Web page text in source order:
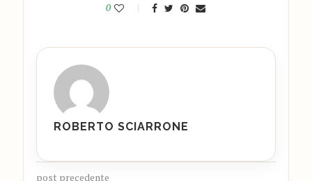
0
ROBERTO SCIARRONE
post precedente